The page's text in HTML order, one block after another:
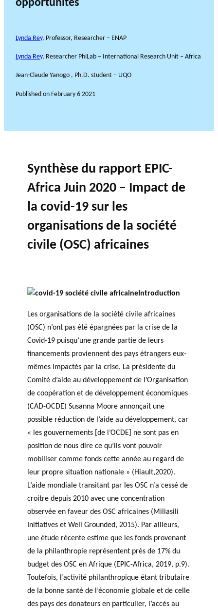
opportunités
Lynda Rey, Professor, Researcher – ENAP
Lynda Rey, Researcher PhiLab – International Research Unit – Africa
Jean-Claude Yanogo , Ph.D. student – UQO
Published on February 6 2021
Synthèse du rapport EPIC-
Africa Juin 2020 – Impact de
la covid-19 sur les
organisations de la société
civile (OSC) africaines
Introduction
Les organisations de la société civile africaines
(OSC) n’ont pas été épargnées par la crise de la
Covid-19 puisqu’une grande partie de leurs
financements proviennent des pays étrangers eux-
mêmes impactés par la crise. La présidente du
Comité d’aide au développement de l’Organisation
de coopération et de développement économiques
(CAD-OCDE) Susanna Moore annonçait une
possible réduction de l’aide au développement, car
« les gouvernements [de l’OCDE] ne sont pas en
position de nous dire ce qu’ils vont pouvoir
mobiliser comme fonds cette année au regard de
leur propre situation nationale » (Hiault,2020).
L’aide mondiale transitant par les OSC n’a cessé de
croitre depuis 2010 avec une concentration
observée en faveur des OSC africaines (Miliasili
Initiatives et Well Grounded, 2015). Par ailleurs,
une étude récente estime que les fonds provenant
de la philanthropie représentent près de 17% du
budget des OSC en Afrique (EPIC-Africa, 2019, p.9).
Toutefois, l’activité philanthropique étant tributaire
de la bonne santé de l’économie globale et de celle
des pays des donateurs en particulier, l’accès au